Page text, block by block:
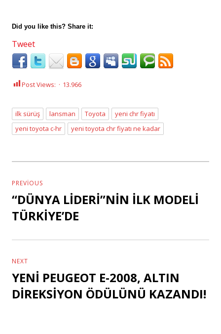
Did you like this? Share it:
Tweet
Post Views: 13.966
Tags
ilk sürüş lansman Toyota
yeni chr fiyatı
yeni toyota c-hr
yeni toyota chr fiyatı ne kadar
dolaşımı
PREVIOUS
Previous
post:
“DÜNYA LİDERİ”NİN İLK MODELİ
TÜRKİYE’DE
NEXT
Next
post:
YENİ PEUGEOT E-2008, ALTIN
DİREKSİYON ÖDÜLÜNÜ KAZANDI!